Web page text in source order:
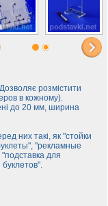
розмістити
в кожному).
до 20 мм, ширина
них такі, як "стойки
"рекламные
для